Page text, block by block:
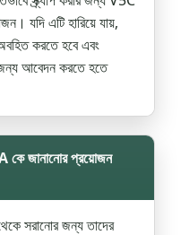
যদি এটি হারিয়ে যায়,
করতে হবে এবং
আবেদন করতে হতে
কে জানানোর প্রয়োজন
সরানোর জন্য তাদের